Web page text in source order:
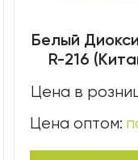
Белый
R-216
Цена в
Цена оптом: